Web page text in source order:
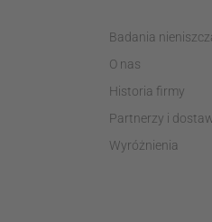
Badania
O nas
Historia firmy
Partnerzy i
Wyróżnienia